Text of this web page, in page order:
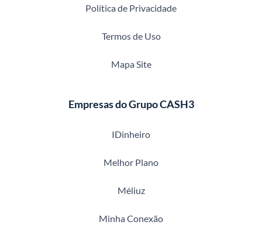
Política de Privacidade
Termos de Uso
Mapa Site
Empresas do Grupo CASH3
IDinheiro
Melhor Plano
Méliuz
Minha Conexão